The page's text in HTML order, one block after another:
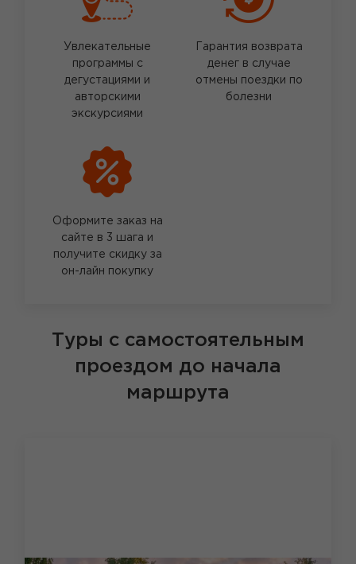
Увлекательные
программы с
дегустациями и
авторскими
экскурсиями
Гарантия возврата
денег в случае
отмены поездки по
болезни
Оформите заказ на
сайте в 3 шага и
получите скидку за
он-лайн покупку
Туры с самостоятельным
проездом до начала
маршрута